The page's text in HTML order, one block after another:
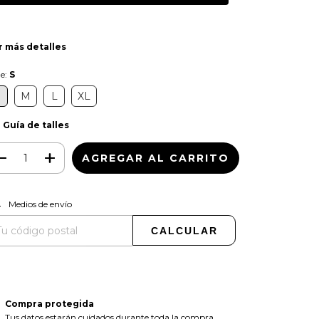
más detalles
S
M L XL
Guía de talles
para el CP:
Medios de envío
CALCULAR
Compra protegida